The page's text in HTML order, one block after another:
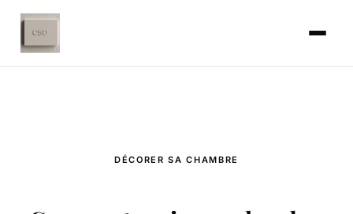
DÉCORER SA CHAMBRE